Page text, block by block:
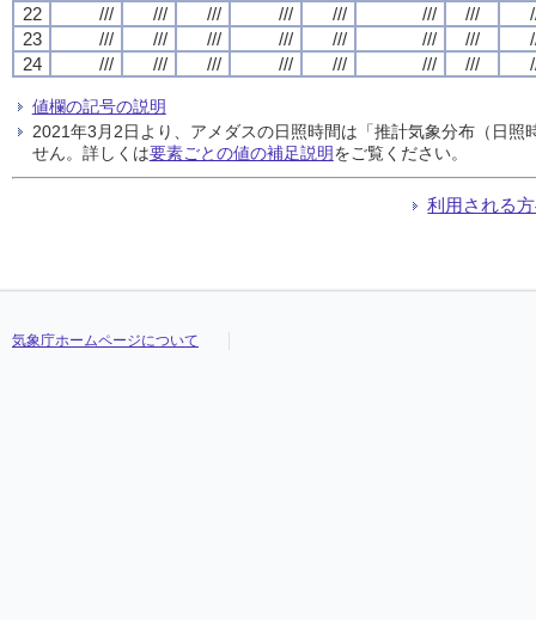
22
/// /// /// /// /// /// ///
23
/// /// /// /// /// /// ///
24
/// /// /// /// /// /// ///
値欄の記号の説明
2021年3月2日より、アメダスの日照時間は「推計気象分布（日
せん。詳しくは要素ごとの値の補足説明をご覧ください。
利用される
気象庁ホームページについて